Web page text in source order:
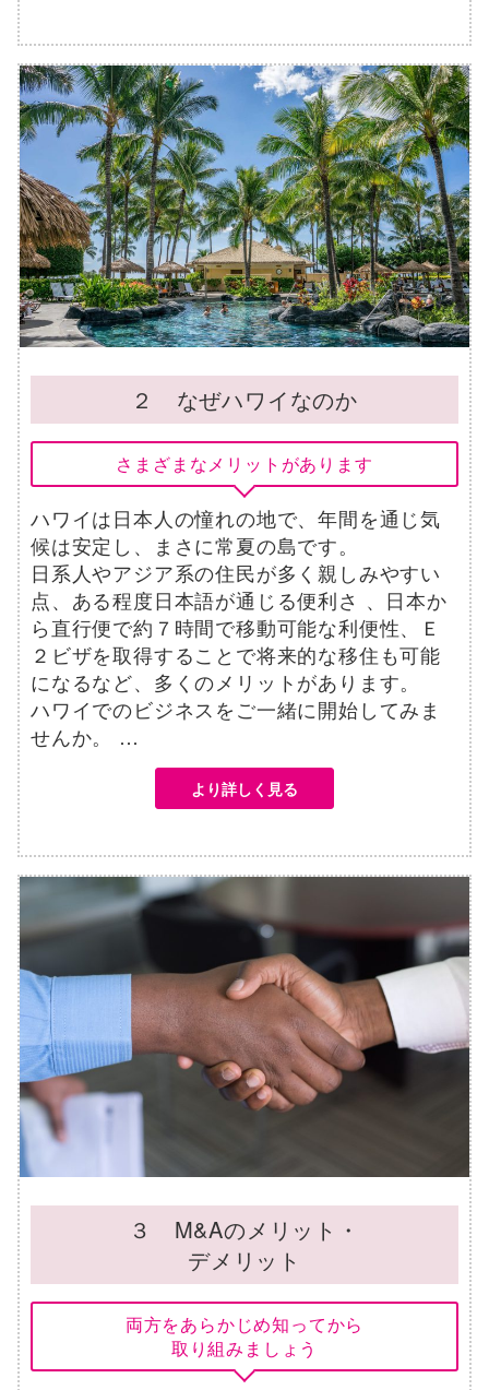
２ なぜハワイなのか
さまざまなメリットがあります
ハワイは日本人の憧れの地で、年間を通じ気
候は安定し、まさに常夏の島です。
日系人やアジア系の住民が多く親しみやすい
点、ある程度日本語が通じる便利さ 、日本か
ら直行便で約７時間で移動可能な利便性、Ｅ
２ビザを取得することで将来的な移住も可能
になるなど、多くのメリットがあります。
ハワイでのビジネスをご一緒に開始してみま
せんか。 …
より詳しく見る
３ M&Aのメリット・
デメリット
両方をあらかじめ知ってから
取り組みましょう